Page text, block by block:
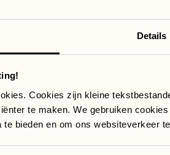
Details
Cookies zijn kleine
te maken. We gebruiken
bieden en om ons websiteverkeer
Staat jouw branche
Lees dan hier